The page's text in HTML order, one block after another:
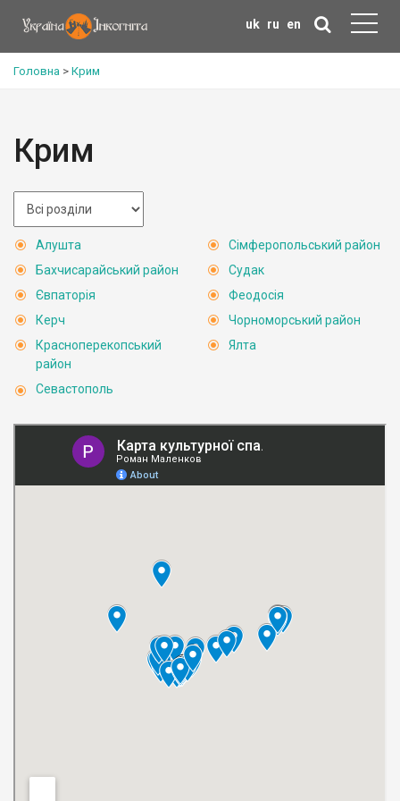
uk ru en
Головна > Крим
Крим
Алушта
Бахчисарайський район
Євпаторія
Керч
Красноперекопський
район
Севастополь
Сімферопольський район
Судак
Феодосія
Чорноморський район
Ялта